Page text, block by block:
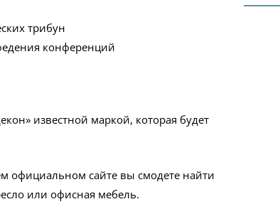
трибун
конференций
известной маркой, которая будет
официальном сайте вы смодете найти
или офисная мебель.